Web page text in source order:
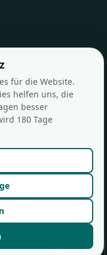
Zürich für flexible Teams.
🇨🇭DE
für die Website.
helfen uns, die
besser
180 Tage